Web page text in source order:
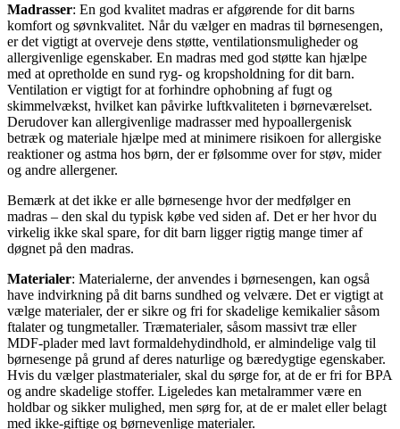
Madrasser: En god kvalitet madras er afgørende for dit barns
komfort og søvnkvalitet. Når du vælger en madras til børnesengen,
er det vigtigt at overveje dens støtte, ventilationsmuligheder og
allergivenlige egenskaber. En madras med god støtte kan hjælpe
med at opretholde en sund ryg- og kropsholdning for dit barn.
Ventilation er vigtigt for at forhindre ophobning af fugt og
skimmelvækst, hvilket kan påvirke luftkvaliteten i børneværelset.
Derudover kan allergivenlige madrasser med hypoallergenisk
betræk og materiale hjælpe med at minimere risikoen for allergiske
reaktioner og astma hos børn, der er følsomme over for støv, mider
og andre allergener.
Bemærk at det ikke er alle børnesenge hvor der medfølger en
madras – den skal du typisk købe ved siden af. Det er her hvor du
virkelig ikke skal spare, for dit barn ligger rigtig mange timer af
døgnet på den madras.
Materialer: Materialerne, der anvendes i børnesengen, kan også
have indvirkning på dit barns sundhed og velvære. Det er vigtigt at
vælge materialer, der er sikre og fri for skadelige kemikalier såsom
ftalater og tungmetaller. Træmaterialer, såsom massivt træ eller
MDF-plader med lavt formaldehydindhold, er almindelige valg til
børnesenge på grund af deres naturlige og bæredygtige egenskaber.
Hvis du vælger plastmaterialer, skal du sørge for, at de er fri for BPA
og andre skadelige stoffer. Ligeledes kan metalrammer være en
holdbar og sikker mulighed, men sørg for, at de er malet eller belagt
med ikke-giftige og børnevenlige materialer.